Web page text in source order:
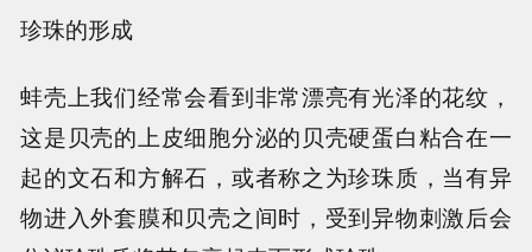
珍珠的形成
蚌壳上我们经常会看到非常漂亮有光泽的花纹，
这是贝壳的上皮细胞分泌的贝壳硬蛋白粘合在一
起的文石和方解石，或者称之为珍珠质，当有异
物进入外套膜和贝壳之间时，受到异物刺激后会